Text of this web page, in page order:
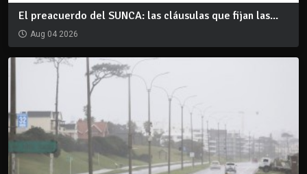
El preacuerdo del SUNCA: las cláusulas que fijan las...
Aug 04 2026